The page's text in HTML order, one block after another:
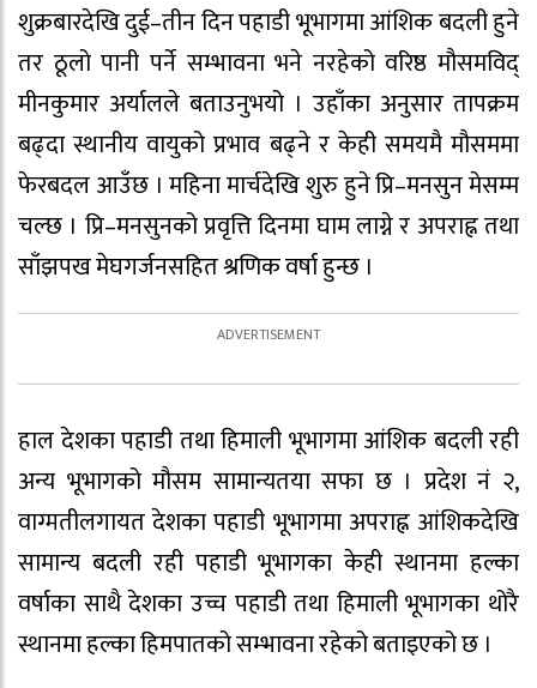
शुक्रबारदेखि दुई–तीन दिन पहाडी भूभागमा आंशिक बदली हुने
तर ठूलो पानी पर्ने सम्भावना भने नरहेको वरिष्ठ मौसमविद्
मीनकुमार अर्यालले बताउनुभयो । उहाँका अनुसार तापक्रम
बढ्दा स्थानीय वायुको प्रभाव बढ्ने र केही समयमै मौसममा
फेरबदल आउँछ । महिना मार्चदेखि शुरु हुने प्रि–मनसुन मेसम्म
चल्छ । प्रि–मनसुनको प्रवृत्ति दिनमा घाम लाग्ने र अपराह्न तथा
साँझपख मेघगर्जनसहित श्रणिक वर्षा हुन्छ ।
हाल देशका पहाडी तथा हिमाली भूभागमा आंशिक बदली रही
अन्य भूभागको मौसम सामान्यतया सफा छ । प्रदेश नं २,
वाग्मतीलगायत देशका पहाडी भूभागमा अपराह्न आंशिकदेखि
सामान्य बदली रही पहाडी भूभागका केही स्थानमा हल्का
वर्षाका साथै देशका उच्च पहाडी तथा हिमाली भूभागका थोरै
स्थानमा हल्का हिमपातको सम्भावना रहेको बताइएको छ ।